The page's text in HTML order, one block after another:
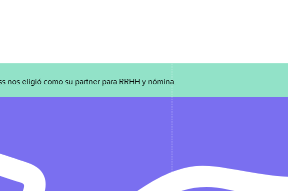
nos eligió como su partner para RRHH y nómina.